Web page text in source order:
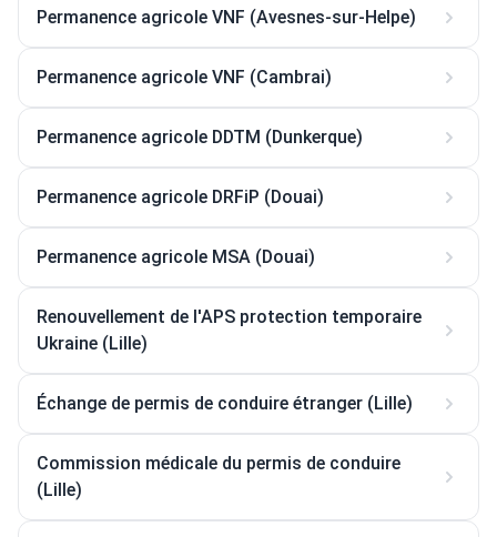
Permanence agricole VNF (Avesnes-sur-Helpe)
Permanence agricole VNF (Cambrai)
Permanence agricole DDTM (Dunkerque)
Permanence agricole DRFiP (Douai)
Permanence agricole MSA (Douai)
Renouvellement de l'APS protection temporaire
Ukraine (Lille)
Échange de permis de conduire étranger (Lille)
Commission médicale du permis de conduire
(Lille)